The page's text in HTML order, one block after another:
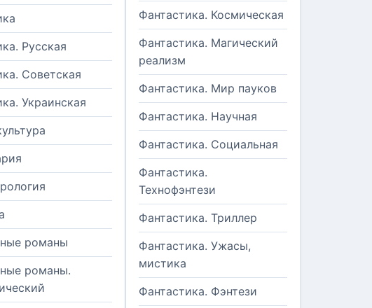
Русская
Советская
Украинская
романы
романы.
Фантастика. Космическая
Фантастика. Магический
реализм
Фантастика. Мир пауков
Фантастика. Научная
Фантастика. Социальная
Фантастика.
Технофэнтези
Фантастика. Триллер
Фантастика. Ужасы,
мистика
Фантастика. Фэнтези